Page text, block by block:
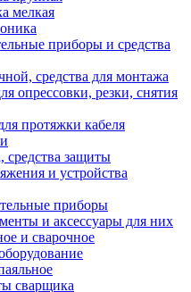
мелкая
приборы и средства
средства для монтажа
опрессовки, резки, снятия
протяжки кабеля
средства защиты
и устройства
приборы
и аксессуары для них
и сварочное
сварщика